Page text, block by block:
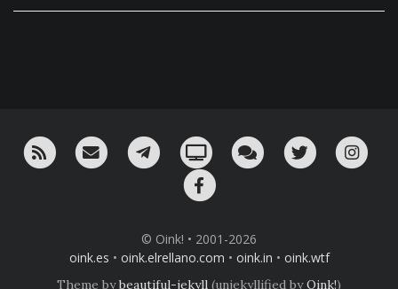
RSS ¡Mándame un email!¡Nuestro canal en Telegram!
Oink! TV Charla con nosotros
Twitter
© Oink! • 2001-2026
oink.es • oink.elrellano.com • oink.in • oink.wtf
Theme bybeautiful-jekyll (unjekyllified byOink!)